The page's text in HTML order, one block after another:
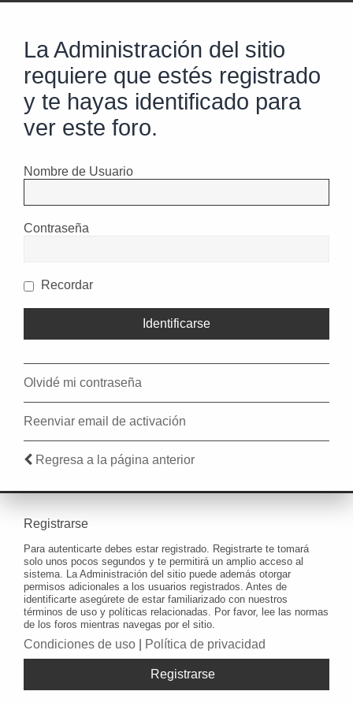
La Administración del sitio
requiere que estés registrado
y te hayas identificado para
ver este foro.
Nombre de Usuario
Contraseña
Recordar
Olvidé mi contraseña
Reenviar email de activación
Regresa a la página anterior
Registrarse
Para autenticarte debes estar registrado. Registrarte te tomará
solo unos pocos segundos y te permitirá un amplio acceso al
sistema. La Administración del sitio puede además otorgar
permisos adicionales a los usuarios registrados. Antes de
identificarte asegúrete de estar familiarizado con nuestros
términos de uso y políticas relacionadas. Por favor, lee las normas
de los foros mientras navegas por el sitio.
Condiciones de uso Política de privacidad
Registrarse